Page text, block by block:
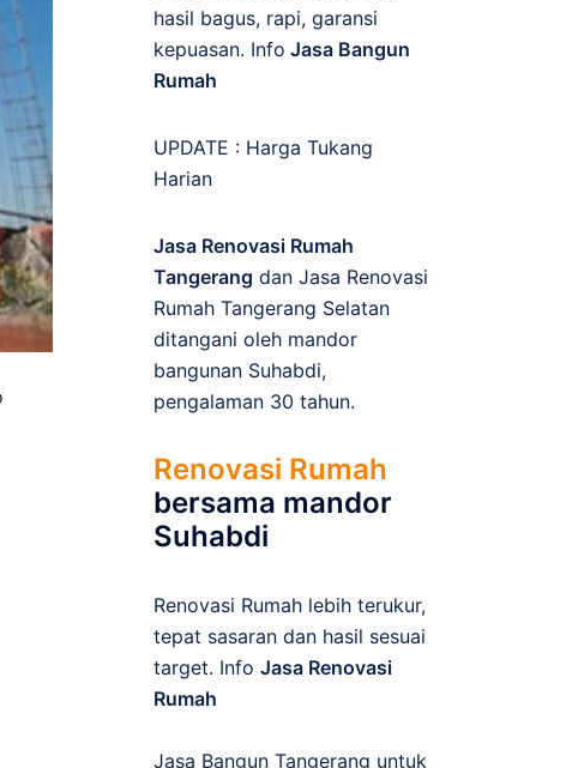
hasil bagus, rapi, garansi
kepuasan. Info Jasa Bangun
Rumah
UPDATE : Harga Tukang
Harian
Jasa Renovasi Rumah
Tangerang dan Jasa Renovasi
Rumah Tangerang Selatan
ditangani oleh mandor
bangunan Suhabdi,
pengalaman 30 tahun.
Renovasi Rumah
bersama mandor
Suhabdi
Renovasi Rumah lebih terukur,
tepat sasaran dan hasil sesuai
target. Info Jasa Renovasi
Rumah
Jasa Bangun Tangerang untuk